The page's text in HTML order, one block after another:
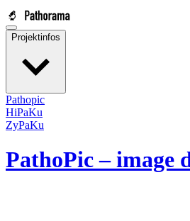
Projektinfos
Pathopic
HiPaKu
ZyPaKu
PathoPic – image